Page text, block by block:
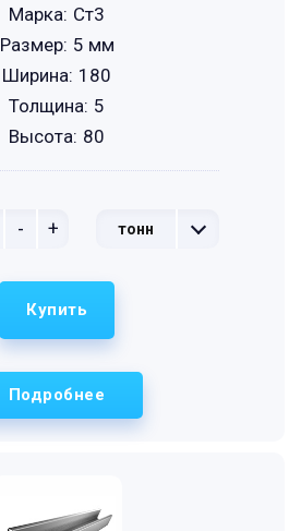
- + тонн
Марка: Ст3
Размер: 5 мм
Ширина: 180
Толщина: 5
Высота: 80
Подробнее
Купить